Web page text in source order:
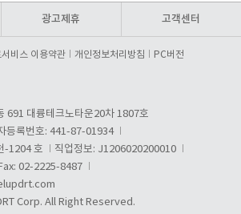
광고제휴 고객센터
서비스 이용약관 개인정보처리방침 PC버전
691 대륭테크노타운20차 1807호
등록번호: 441-87-01934
-1204 호
직업정보: J1206020200010
02-2225-8487
Corp. All Right Reserved.